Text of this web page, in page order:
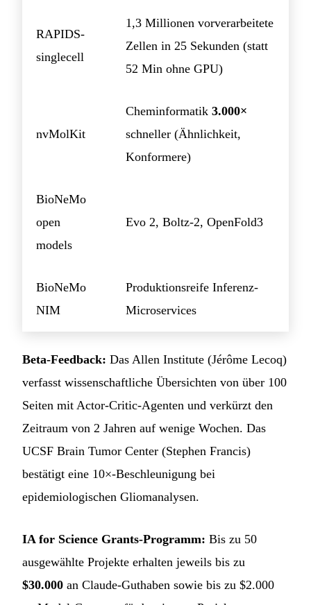
RAPIDS-
singlecell
1,3 Millionen vorverarbeitete
Zellen in 25 Sekunden (statt
52 Min ohne GPU)
nvMolKit
Cheminformatik 3.000×
schneller (Ähnlichkeit,
Konformere)
BioNeMo
open
models
Evo 2, Boltz-2, OpenFold3
BioNeMo
NIM
Produktionsreife Inferenz-
Microservices
Beta-Feedback: Das Allen Institute (Jérôme Lecoq)
verfasst wissenschaftliche Übersichten von über 100
Seiten mit Actor-Critic-Agenten und verkürzt den
Zeitraum von 2 Jahren auf wenige Wochen. Das
UCSF Brain Tumor Center (Stephen Francis)
bestätigt eine 10×-Beschleunigung bei
epidemiologischen Gliomanalysen.
IA for Science Grants-Programm: Bis zu 50
ausgewählte Projekte erhalten jeweils bis zu
$30.000 an Claude-Guthaben sowie bis zu $2.000